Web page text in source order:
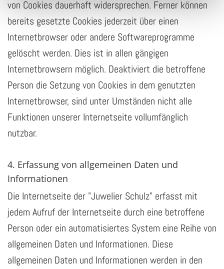
von Cookies dauerhaft widersprechen. Ferner können
bereits gesetzte Cookies jederzeit über einen
Internetbrowser oder andere Softwareprogramme
gelöscht werden. Dies ist in allen gängigen
Internetbrowsern möglich. Deaktiviert die betroffene
Person die Setzung von Cookies in dem genutzten
Internetbrowser, sind unter Umständen nicht alle
Funktionen unserer Internetseite vollumfänglich
nutzbar.
4. Erfassung von allgemeinen Daten und
Informationen
Die Internetseite der "Juwelier Schulz" erfasst mit
jedem Aufruf der Internetseite durch eine betroffene
Person oder ein automatisiertes System eine Reihe von
allgemeinen Daten und Informationen. Diese
allgemeinen Daten und Informationen werden in den